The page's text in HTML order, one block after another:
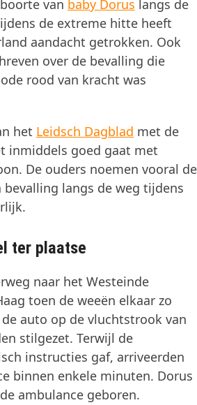
van baby Dorus langs de
de extreme hitte heeft
aandacht getrokken. Ook
over de bevalling die
rood van kracht was
het Leidsch Dagblad met de
inmiddels goed gaat met
De ouders noemen vooral de
langs de weg tijdens
ter plaatse
naar het Westeinde
toen de weeën elkaar zo
auto op de vluchtstrook van
stilgezet. Terwijl de
instructies gaf, arriveerden
binnen enkele minuten. Dorus
ambulance geboren.